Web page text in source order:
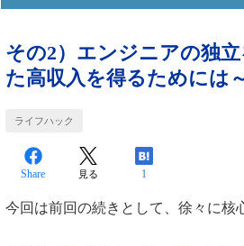
その2）エンジニアの独
た高収入を得るためには
ライフハック
Share 見る 1
今回は前回の続きとして、徐々に核